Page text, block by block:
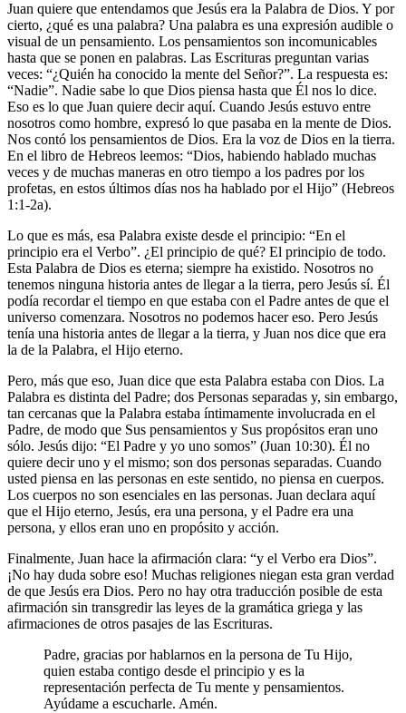
Juan quiere que entendamos que Jesús era la Palabra de Dios. Y por
cierto, ¿qué es una palabra? Una palabra es una expresión audible o
visual de un pensamiento. Los pensamientos son incomunicables
hasta que se ponen en palabras. Las Escrituras preguntan varias
veces:
¿Quién ha conocido la mente del Señor? . La respuesta es:
Nadie . Nadie sabe lo que Dios piensa hasta que Él nos lo dice.
Eso es lo que Juan quiere decir aquí. Cuando Jesús estuvo entre
nosotros como hombre, expresó lo que pasaba en la mente de Dios.
Nos contó los pensamientos de Dios. Era la voz de Dios en la tierra.
En el libro de Hebreos leemos:
Dios, habiendo hablado muchas
veces y de muchas maneras en otro tiempo a los padres por los
profetas, en estos últimos días nos ha hablado por el Hijo
(Hebreos
1:1-2a).
Lo que es más, esa Palabra existe desde el principio:
En el
principio era el Verbo . ¿El principio de qué? El principio de todo.
Esta Palabra de Dios es eterna; siempre ha existido. Nosotros no
tenemos ninguna historia antes de llegar a la tierra, pero Jesús sí. Él
podía recordar el tiempo en que estaba con el Padre antes de que el
universo comenzara. Nosotros no podemos hacer eso. Pero Jesús
tenía una historia antes de llegar a la tierra, y Juan nos dice que era
la de la Palabra, el Hijo eterno.
Pero, más que eso, Juan dice que esta Palabra estaba con Dios. La
Palabra es distinta del Padre; dos Personas separadas y, sin embargo,
tan cercanas que la Palabra estaba íntimamente involucrada en el
Padre, de modo que Sus pensamientos y Sus propósitos eran uno
sólo. Jesús dijo:
El Padre y yo uno somos
(Juan 10:30). Él no
quiere decir uno y el mismo; son dos personas separadas. Cuando
usted piensa en las personas en este sentido, no piensa en cuerpos.
Los cuerpos no son esenciales en las personas. Juan declara aquí
que el Hijo eterno, Jesús, era una persona, y el Padre era una
persona, y ellos eran uno en propósito y acción.
Finalmente, Juan hace la afirmación clara:
y el Verbo era Dios .
¡No hay duda sobre eso! Muchas religiones niegan esta gran verdad
de que Jesús era Dios. Pero no hay otra traducción posible de esta
afirmación sin transgredir las leyes de la gramática griega y las
afirmaciones de otros pasajes de las Escrituras.
Padre, gracias por hablarnos en la persona de Tu Hijo,
quien estaba contigo desde el principio y es la
representación perfecta de Tu mente y pensamientos.
Ayúdame a escucharle. Amén.